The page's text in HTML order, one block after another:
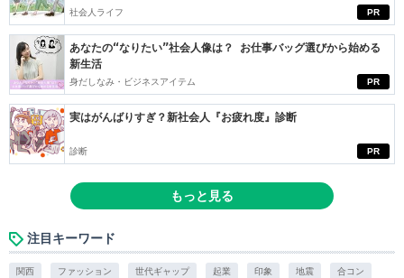
PR
社会人ライフ
PR
あなたの“なりたい”社会人像は？ お仕事バッグ選びから始める
新生活
身だしなみ・ビジネスアイテム
PR
実はがんばりすぎ？新社会人『お疲れ度』診断
診断
もっと見る
注目キーワード
関西 ファッション 世代ギャップ 起業 印象 地震 合コン